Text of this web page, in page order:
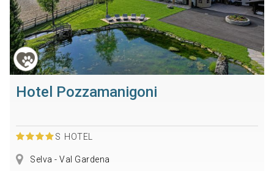
Hotel Pozzamanigoni
S HOTEL
Selva - Val Gardena